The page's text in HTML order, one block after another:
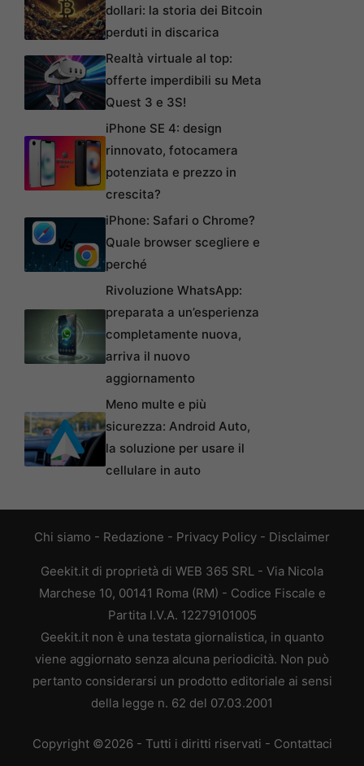
dollari: la storia dei Bitcoin
perduti in discarica
Realtà virtuale al top:
offerte imperdibili su Meta
Quest 3 e 3S!
iPhone SE 4: design
rinnovato, fotocamera
potenziata e prezzo in
crescita?
iPhone: Safari o Chrome?
Quale browser scegliere e
perché
Rivoluzione WhatsApp:
preparata a un’esperienza
completamente nuova,
arriva il nuovo
aggiornamento
Meno multe e più
sicurezza: Android Auto,
la soluzione per usare il
cellulare in auto
Chi siamo - Redazione - Privacy Policy - Disclaimer
Geekit.it di proprietà di WEB 365 SRL - Via Nicola
Marchese 10, 00141 Roma (RM) - Codice Fiscale e
Partita I.V.A. 12279101005
Geekit.it non è una testata giornalistica, in quanto
viene aggiornato senza alcuna periodicità. Non può
pertanto considerarsi un prodotto editoriale ai sensi
della legge n. 62 del 07.03.2001
Copyright ©2026 - Tutti i diritti riservati - Contattaci